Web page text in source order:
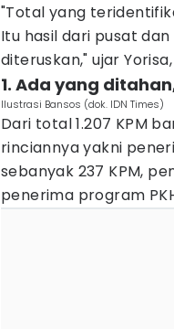
"Total yang
Itu hasil dari pusat
diteruskan," ujar
1. Ada yang
Ilustrasi Bansos (dok. IDN Times)
Dari total 1.207 KPM
rinciannya yakni
sebanyak 237 KPM,
penerima program